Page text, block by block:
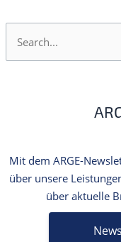
hMit dem ARGE-
über unsere
über aktuelle